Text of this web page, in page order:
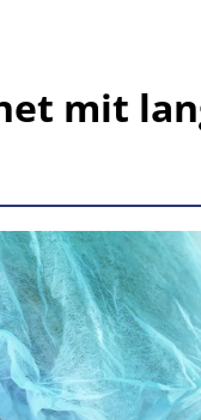
mit